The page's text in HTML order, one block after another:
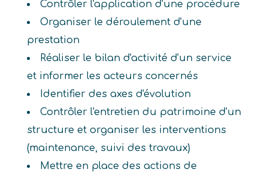
Contrôler l'application d'une procédure
Organiser le déroulement d'une
prestation
Réaliser le bilan d'activité d'un service
et informer les acteurs concernés
Identifier des axes d'évolution
Contrôler l'entretien du patrimoine d'un
structure et organiser les interventions
(maintenance, suivi des travaux)
Mettre en place des actions de